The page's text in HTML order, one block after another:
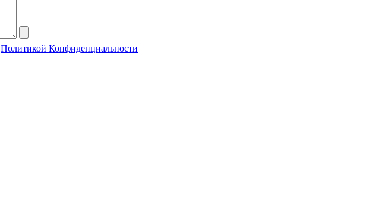
Политикой Конфиденциальности